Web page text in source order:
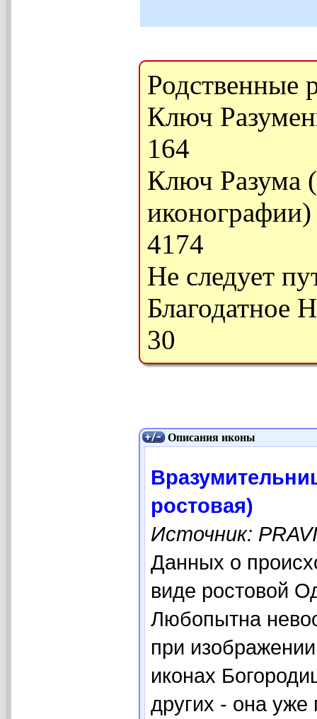
Родственные
Ключ
164
Ключ Разума
4174
Не следует
Благодатное
30
Описания иконы
ростовая)
Источник:
Данных о
виде ростовой
Любопытна
при
иконах
других - она уже